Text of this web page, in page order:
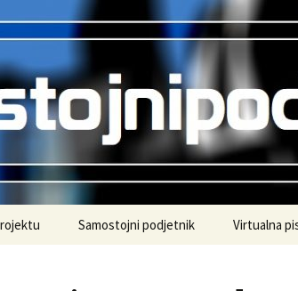
mestu.
Samostojni podjetnik Virtualna